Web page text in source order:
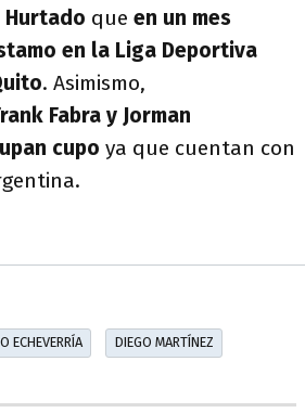
Hurtado que en un mes
en la Liga Deportiva
. Asimismo,
Fabra y Jorman
cupo ya que cuentan con
ECHEVERRÍA DIEGO MARTÍNEZ